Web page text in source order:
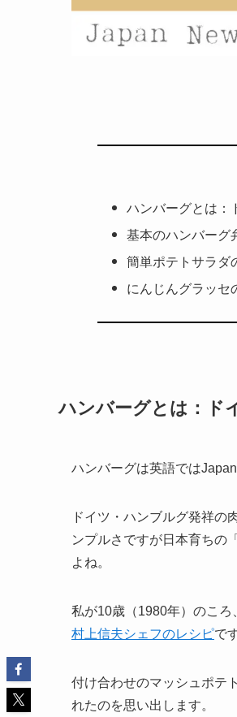
ハンバーグとは：
基本のハンバーグ
簡単ポテトサラダ
にんじんグラッセ
ハンバーグとは：ド
ハンバーグは英語では
ドイツ・ハンブルグ発祥の
ンプルさですが日本育ちの
よね。
私が10歳（1980年）のこ
村上信夫シェフのレシピで
付け合わせのマッシュポテ
れたのを思い出します。